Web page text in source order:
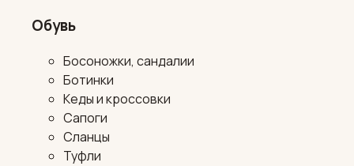
Обувь
Босоножки, сандалии
Ботинки
Кеды и кроссовки
Сапоги
Сланцы
Туфли